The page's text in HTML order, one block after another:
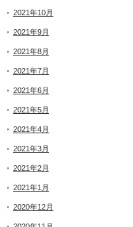
2021年10月
2021年9月
2021年8月
2021年7月
2021年6月
2021年5月
2021年4月
2021年3月
2021年2月
2021年1月
2020年12月